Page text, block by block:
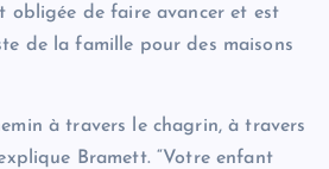
obligée de faire avancer et est
de la famille pour des maisons
à travers le chagrin, à travers
Bramett. “Votre enfant